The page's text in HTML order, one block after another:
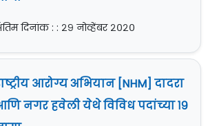
दिनांक : : २९ नोव्हेंबर २०२०
आरोग्य अभियान [NHM] दादरा
नगर हवेली येथे विविध पदांच्या १९